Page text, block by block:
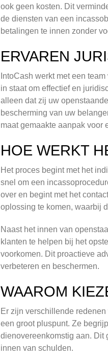
ook geen kosten. Dit
de diensten van een
betalingen te innen zonder
ERVAREN
IntoCash werkt met een
in staat om effectief en
alleen dat zij uw
bescherming van uw
maat gemaakte aanpak voor
HOE WERKT
Het proces begint met het
snel om een
over en begint met het
oplossing te komen, waarbij
Naast het innen van
klanten te helpen bij het
voorkomen. Dit proactieve
verbeteren en beschermen.
WAAROM
Er zijn verschillende
een groot pluspunt. Ze
dienovereenkomstig aan. Dit
innen van schulden.